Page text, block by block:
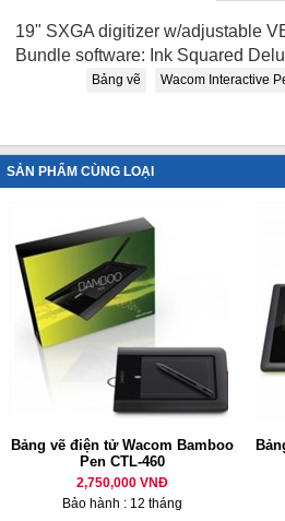
19" SXGA digitizer w/adjustable
Bundle software: Ink Squared
Bảng vẽ Wacom Interactive
SẢN PHẨM CÙNG LOẠI
Bảng vẽ điện tử Wacom Bamboo
Pen CTL-460
2,750,000 VNĐ
Bảo hành : 12 tháng